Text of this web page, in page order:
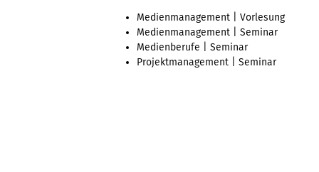
Medienmanagement | Vorlesung
Medienmanagement | Seminar
Medienberufe | Seminar
Projektmanagement | Seminar